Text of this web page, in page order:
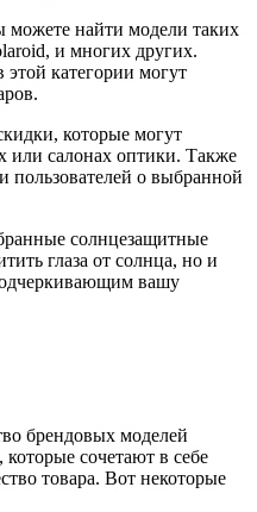
можете найти модели таких
и многих других.
категории могут
которые могут
или салонах оптики. Также
пользователей о выбранной
солнцезащитные
глаза от солнца, но и
вашу
брендовых моделей
сочетают в себе
товара. Вот некоторые